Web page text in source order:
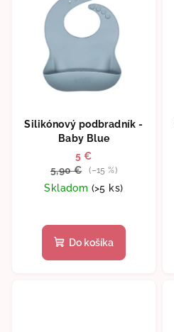
Silikónový podbradník -
Baby Blue
5 €
5,90 €
(–15 %)
Skladom (>5 ks)
Do košíka